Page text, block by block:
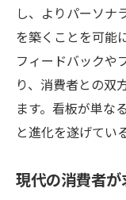
暗闇で
動的コ
環境に
企業の成長
紹介
成功事例
地元企業
し、よりパーソナ
を築くことを可能
フィードバックや
り、消費者との双
ます。看板が単な
と進化を遂げてい
現代の消費者